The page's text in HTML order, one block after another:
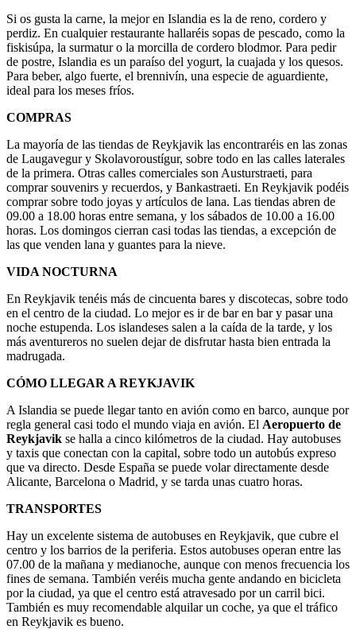
Si os gusta la carne, la mejor en Islandia es la de reno, cordero y
perdiz. En cualquier restaurante hallaréis sopas de pescado, como la
fiskisúpa, la surmatur o la morcilla de cordero blodmor. Para pedir
de postre, Islandia es un paraíso del yogurt, la cuajada y los quesos.
Para beber, algo fuerte, el brennivín, una especie de aguardiente,
ideal para los meses fríos.
COMPRAS
La mayoría de las tiendas de Reykjavik las encontraréis en las zonas
de Laugavegur y Skolavoroustígur, sobre todo en las calles laterales
de la primera. Otras calles comerciales son Austurstraeti, para
comprar souvenirs y recuerdos, y Bankastraeti. En Reykjavik podéis
comprar sobre todo joyas y artículos de lana. Las tiendas abren de
09.00 a 18.00 horas entre semana, y los sábados de 10.00 a 16.00
horas. Los domingos cierran casi todas las tiendas, a excepción de
las que venden lana y guantes para la nieve.
VIDA NOCTURNA
En Reykjavik tenéis más de cincuenta bares y discotecas, sobre todo
en el centro de la ciudad. Lo mejor es ir de bar en bar y pasar una
noche estupenda. Los islandeses salen a la caída de la tarde, y los
más aventureros no suelen dejar de disfrutar hasta bien entrada la
madrugada.
CÓMO LLEGAR A REYKJAVIK
A Islandia se puede llegar tanto en avión como en barco, aunque por
regla general casi todo el mundo viaja en avión. El Aeropuerto de
Reykjavik se halla a cinco kilómetros de la ciudad. Hay autobuses
y taxis que conectan con la capital, sobre todo un autobús expreso
que va directo. Desde España se puede volar directamente desde
Alicante, Barcelona o Madrid, y se tarda unas cuatro horas.
TRANSPORTES
Hay un excelente sistema de autobuses en Reykjavik, que cubre el
centro y los barrios de la periferia. Estos autobuses operan entre las
07.00 de la mañana y medianoche, aunque con menos frecuencia los
fines de semana. También veréis mucha gente andando en bicicleta
por la ciudad, ya que el centro está atravesado por un carril bici.
También es muy recomendable alquilar un coche, ya que el tráfico
en Reykjavik es bueno.